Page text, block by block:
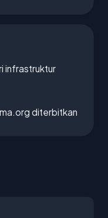
infrastruktur
diterbitkan